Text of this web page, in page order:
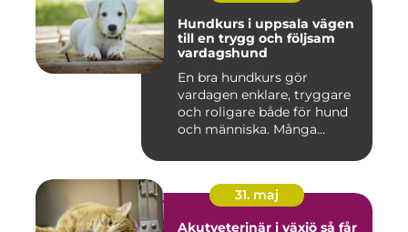
Hundkurs i uppsala vägen
till en trygg och följsam
vardagshund
En bra hundkurs gör
vardagen enklare, tryggare
och roligare både för hund
och människa. Många
31. maj
Akutveterinär i växjö så får